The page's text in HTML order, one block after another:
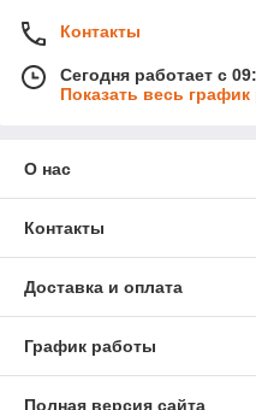
Контакты
Сегодня работает с
Показать весь
О нас
Контакты
Доставка и оплата
График работы
Полная версия сайта